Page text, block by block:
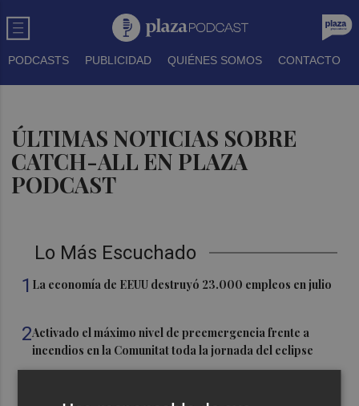
PODCASTS PUBLICIDAD QUIÉNES SOMOS CONTACTO
ÚLTIMAS NOTICIAS SOBRE
CATCH-ALL EN PLAZA
PODCAST
Lo Más Escuchado
1 La economía de EEUU destruyó 23.000 empleos en julio
2Activado el máximo nivel de preemergencia frente a
incendios en la Comunitat toda la jornada del eclipse